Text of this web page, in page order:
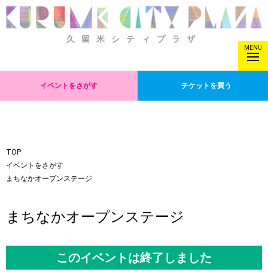
久留米シティプラザ
MENU
イベントをさがす チケットを買う
TOP
イベントをさがす
まちなかオープンステージ
まちなかオープンステージ
このイベントは終了しました